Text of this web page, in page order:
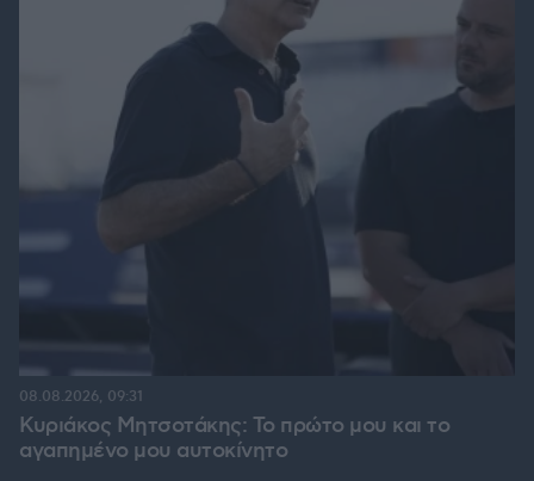
Κυριάκος Μητσοτάκης: Το πρώτο μου και το
αγαπημένο μου αυτοκίνητο
08.08.2026, 09:31